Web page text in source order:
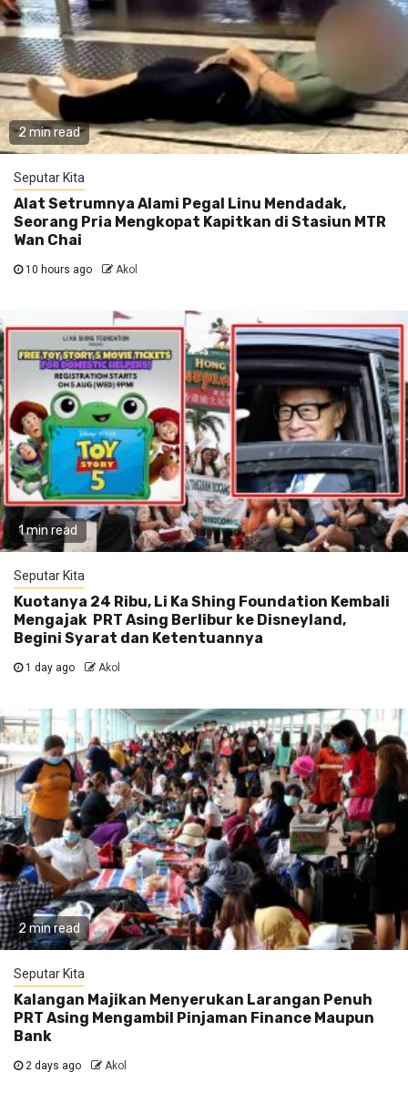
2 min read
Seputar Kita
Alat Setrumnya Alami Pegal Linu Mendadak,
Seorang Pria Mengkopat Kapitkan di Stasiun MTR
Wan Chai
10 hours ago Akol
1 min read
Seputar Kita
Kuotanya 24 Ribu, Li Ka Shing Foundation Kembali
Mengajak PRT Asing Berlibur ke Disneyland,
Begini Syarat dan Ketentuannya
1 day ago Akol
2 min read
Seputar Kita
Kalangan Majikan Menyerukan Larangan Penuh
PRT Asing Mengambil Pinjaman Finance Maupun
Bank
2 days ago Akol